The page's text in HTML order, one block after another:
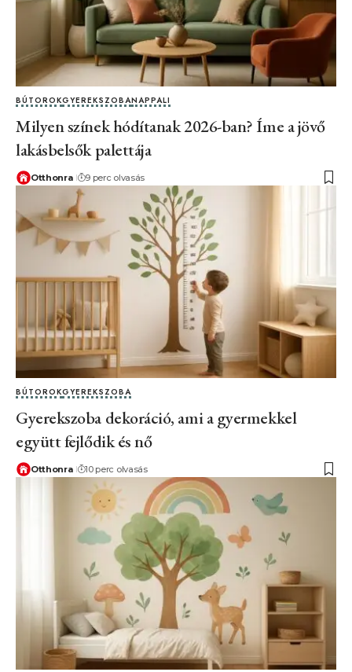
BÚTOROKGYEREKSZOBANAPPALI
Milyen színek hódítanak 2026-ban? Íme a jövő
lakásbelsők palettája
Otthonra 9 perc olvasás
BÚTOROKGYEREKSZOBA
Gyerekszoba dekoráció, ami a gyermekkel
együtt fejlődik és nő
Otthonra 10 perc olvasás